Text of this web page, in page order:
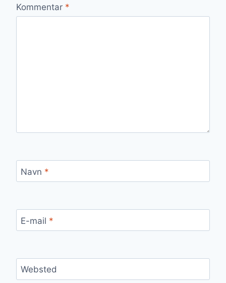
Kommentar *
Navn *
E-mail *
Websted